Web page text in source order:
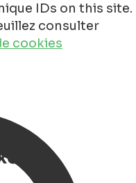
IDs on this site.
consulter
cookies